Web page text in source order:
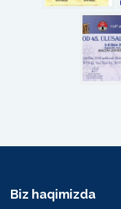
Biz haqimizda